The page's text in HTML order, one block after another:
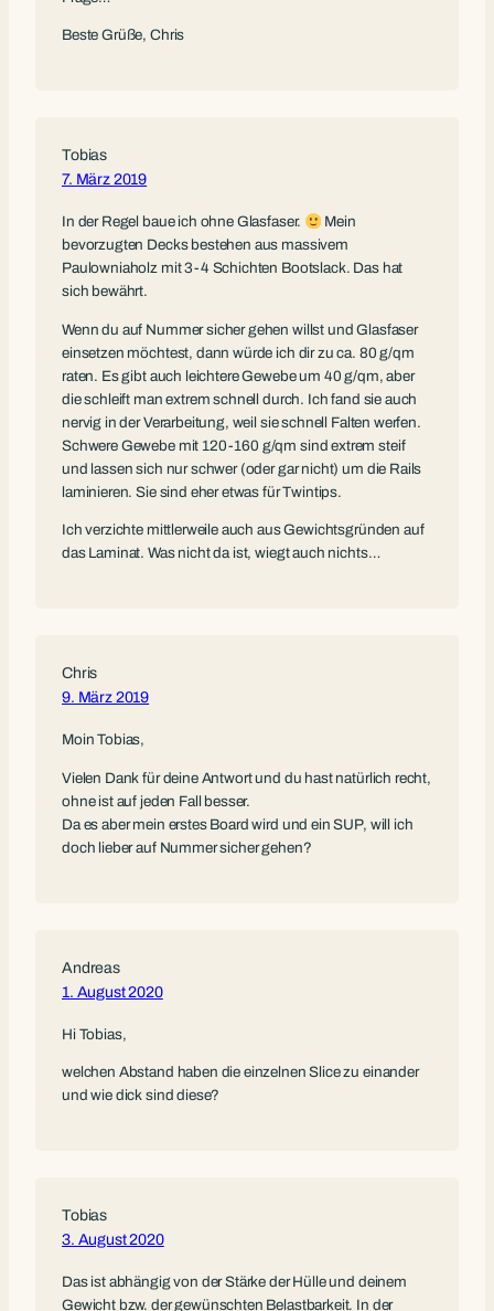
Beste Grüße, Chris
Tobias
7. März 2019
In der Regel baue ich ohne Glasfaser.
Mein
bevorzugten Decks bestehen aus massivem
Paulowniaholz mit 3-4 Schichten Bootslack. Das hat
sich bewährt.
Wenn du auf Nummer sicher gehen willst und Glasfaser
einsetzen möchtest, dann würde ich dir zu ca. 80 g/qm
raten. Es gibt auch leichtere Gewebe um 40 g/qm, aber
die schleift man extrem schnell durch. Ich fand sie auch
nervig in der Verarbeitung, weil sie schnell Falten werfen.
Schwere Gewebe mit 120-160 g/qm sind extrem steif
und lassen sich nur schwer (oder gar nicht) um die Rails
laminieren. Sie sind eher etwas für Twintips.
Ich verzichte mittlerweile auch aus Gewichtsgründen auf
das Laminat. Was nicht da ist, wiegt auch nichts…
Chris
9. März 2019
Moin Tobias,
Vielen Dank für deine Antwort und du hast natürlich recht,
ohne ist auf jeden Fall besser.
Da es aber mein erstes Board wird und ein SUP, will ich
doch lieber auf Nummer sicher gehen?
Andreas
1. August 2020
Hi Tobias,
welchen Abstand haben die einzelnen Slice zu einander
und wie dick sind diese?
Tobias
3. August 2020
Das ist abhängig von der Stärke der Hülle und deinem
Gewicht bzw. der gewünschten Belastbarkeit. In der